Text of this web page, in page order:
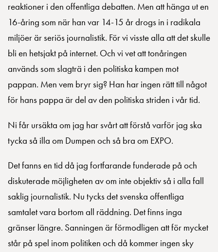
reaktioner i den offentliga debatten. Men att hänga ut en
16-åring som när han var 14-15 år drogs in i radikala
miljöer är seriös journalistik. För vi visste alla att det skulle
bli en hetsjakt på internet. Och vi vet att tonåringen
används som slagträ i den politiska kampen mot
pappan. Men vem bryr sig? Han har ingen rätt till något
för hans pappa är del av den politiska striden i vår tid.
Ni får ursäkta om jag har svårt att förstå varför jag ska
tycka så illa om Dumpen och så bra om EXPO.
Det fanns en tid då jag fortfarande funderade på och
diskuterade möjligheten av om inte objektiv så i alla fall
saklig journalistik. Nu tycks det svenska offentliga
samtalet vara bortom all räddning. Det finns inga
gränser längre. Sanningen är förmodligen att för mycket
står på spel inom politiken och då kommer ingen sky